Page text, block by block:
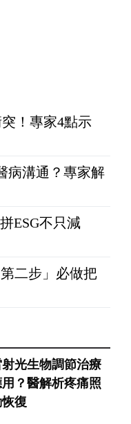
！專家4點示
溝通？專家解
ESG不只減
二步」必做把
光生物調節治療
？醫解析疼痛照